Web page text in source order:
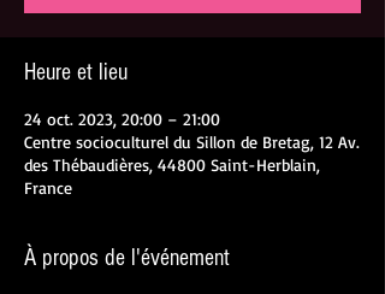
Heure et lieu
24 oct. 2023, 20:00 – 21:00
Centre socioculturel du Sillon de Bretag, 12 Av.
des Thébaudières, 44800 Saint-Herblain,
France
À propos de l'événement